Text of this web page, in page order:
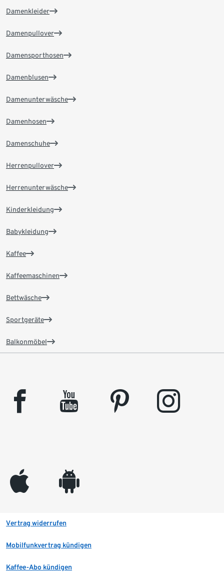
Damenkleider
Damenpullover
Damensporthosen
Damenblusen
Damenunterwäsche
Damenhosen
Damenschuhe
Herrenpullover
Herrenunterwäsche
Kinderkleidung
Babykleidung
Kaffee
Kaffeemaschinen
Bettwäsche
Sportgeräte
Balkonmöbel
facebook youtube pinterest instagram
appleinc android
Vertrag widerrufen
Mobilfunkvertrag kündigen
Kaffee-Abo kündigen